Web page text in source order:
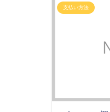
支払い方法